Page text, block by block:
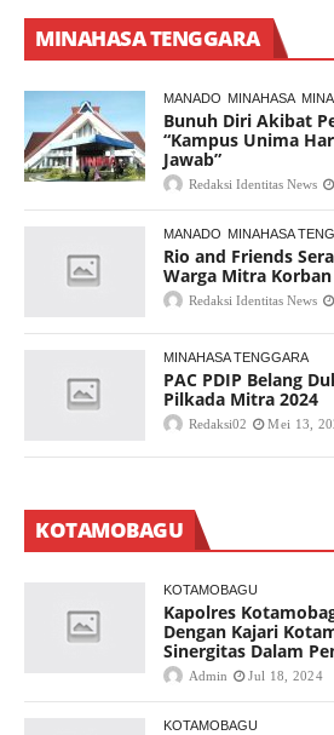
MINAHASA TENGGARA
MANADO MINAHASA
Bunuh Diri Akibat
“Kampus Unima
Jawab”
Redaksi Identitas News
MANADO MINAHASA
Rio and Friends
Warga Mitra Korban
Redaksi Identitas News
MINAHASA TENGGARA
PAC PDIP Belang
Pilkada Mitra 2024
Redaksi02 Mei 13,
KOTAMOBAGU
KOTAMOBAGU
Kapolres
Dengan Kajari
Sinergitas Dalam
Admin Jul 18, 2024
KOTAMOBAGU